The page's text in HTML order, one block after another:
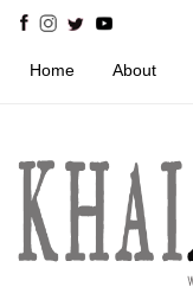
Home About